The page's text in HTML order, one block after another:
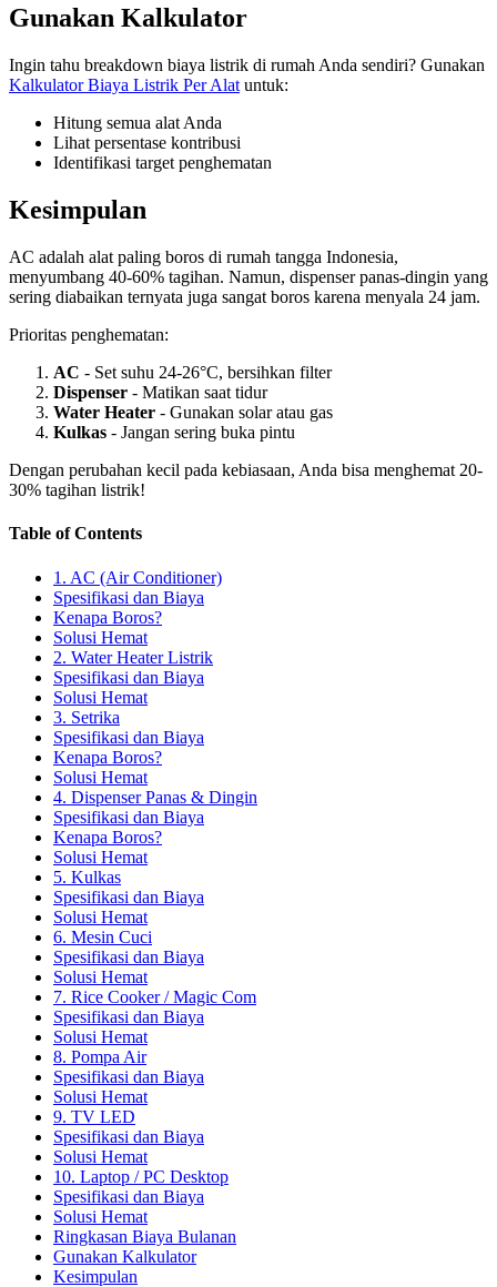
Gunakan Kalkulator
Ingin tahu breakdown biaya listrik di rumah Anda sendiri? Gunakan
Kalkulator Biaya Listrik Per Alat untuk:
Hitung semua alat Anda
Lihat persentase kontribusi
Identifikasi target penghematan
Kesimpulan
AC adalah alat paling boros di rumah tangga Indonesia,
menyumbang 40-60% tagihan. Namun, dispenser panas-dingin yang
sering diabaikan ternyata juga sangat boros karena menyala 24 jam.
Prioritas penghematan:
AC - Set suhu 24-26°C, bersihkan filter
Dispenser - Matikan saat tidur
Water Heater - Gunakan solar atau gas
Kulkas - Jangan sering buka pintu
Dengan perubahan kecil pada kebiasaan, Anda bisa menghemat 20-
30% tagihan listrik!
Table of Contents
1. AC (Air Conditioner)
Spesifikasi dan Biaya
Kenapa Boros?
Solusi Hemat
2. Water Heater Listrik
Spesifikasi dan Biaya
Solusi Hemat
3. Setrika
Spesifikasi dan Biaya
Kenapa Boros?
Solusi Hemat
4. Dispenser Panas & Dingin
Spesifikasi dan Biaya
Kenapa Boros?
Solusi Hemat
5. Kulkas
Spesifikasi dan Biaya
Solusi Hemat
6. Mesin Cuci
Spesifikasi dan Biaya
Solusi Hemat
7. Rice Cooker / Magic Com
Spesifikasi dan Biaya
Solusi Hemat
8. Pompa Air
Spesifikasi dan Biaya
Solusi Hemat
9. TV LED
Spesifikasi dan Biaya
Solusi Hemat
10. Laptop / PC Desktop
Spesifikasi dan Biaya
Solusi Hemat
Ringkasan Biaya Bulanan
Gunakan Kalkulator
Kesimpulan